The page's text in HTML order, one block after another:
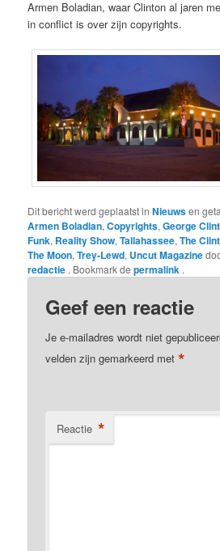
Armen Boladian, waar Clinton al jaren
in conflict is over zijn copyrights.
Dit bericht werd geplaatst inNieuwsen
Armen Boladian,Copyrights,George
Funk, Reality Show,Tallahassee,The
The Moon,Trey-Lewd, Uncut Magazine
redactie . Bookmark depermalink .
Geef een reactie
Je e-mailadres wordt niet
velden zijn gemarkeerd met*
Reactie *